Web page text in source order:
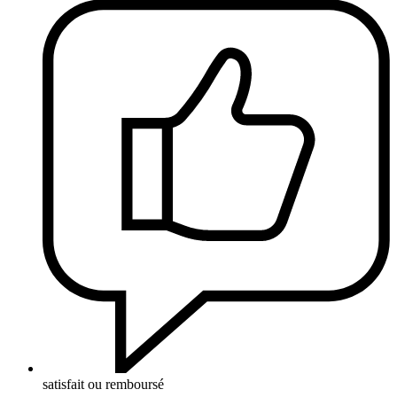
satisfait ou remboursé